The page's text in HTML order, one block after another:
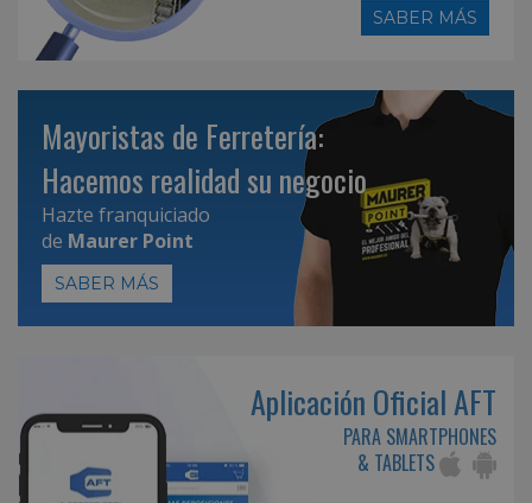
SABER MÁS
Mayoristas de Ferretería:
Hacemos realidad su negocio
Hazte franquiciado
de Maurer Point
SABER MÁS
Aplicación Oficial AFT
PARA SMARTPHONES
& TABLETS